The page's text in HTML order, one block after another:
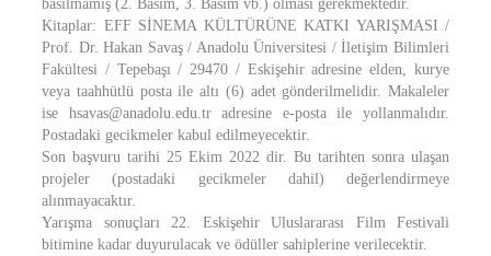
basılmamış (2. Basım, 3. Basım vb.) olması gerekmektedir.
Kitaplar: EFF SİNEMA KÜLTÜRÜNE KATKI YARIŞMASI /
Prof. Dr. Hakan Savaş / Anadolu Üniversitesi / İletişim Bilimleri
Fakültesi / Tepebaşı / 29470 / Eskişehir adresine elden, kurye
veya taahhütlü posta ile altı (6) adet gönderilmelidir. Makaleler
ise hsavas@anadolu.edu.tr adresine e-posta ile yollanmalıdır.
Postadaki gecikmeler kabul edilmeyecektir.
Son başvuru tarihi 25 Ekim 2022 dir. Bu tarihten sonra ulaşan
projeler (postadaki gecikmeler dahil) değerlendirmeye
alınmayacaktır.
Yarışma sonuçları 22. Eskişehir Uluslararası Film Festivali
bitimine kadar duyurulacak ve ödüller sahiplerine verilecektir.